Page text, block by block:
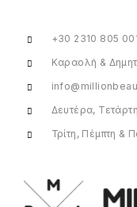
+30 2310 805
Καραολή &
Δευτέρα,
Τρίτη, Πέμπτη &